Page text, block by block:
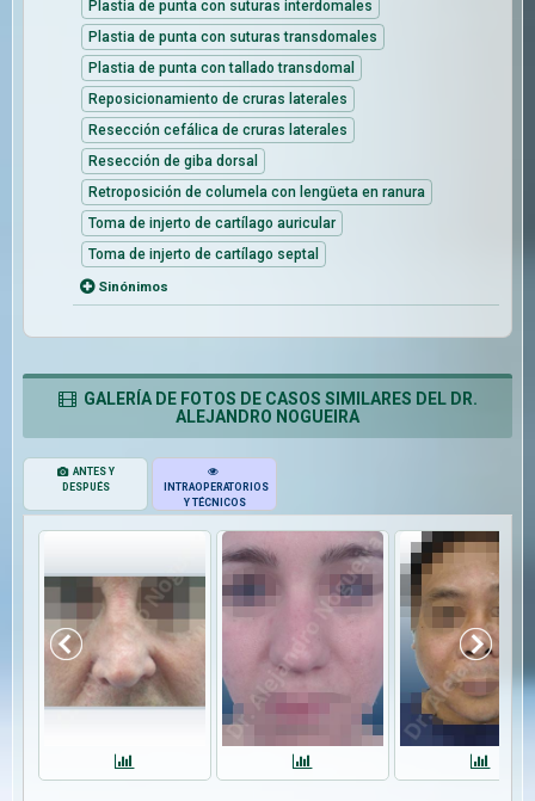
Plastia de punta con suturas interdomales
Plastia de punta con suturas transdomales
Plastia de punta con tallado transdomal
Reposicionamiento de cruras laterales
Resección cefálica de cruras laterales
Resección de giba dorsal
Retroposición de columela con lengüeta en ranura
Toma de injerto de cartílago auricular
Toma de injerto de cartílago septal
Sinónimos
GALERÍA DE FOTOS DE CASOS SIMILARES DEL DR.
ALEJANDRO NOGUEIRA
ANTES Y
DESPUÉS
INTRAOPERATORIOS
Y TÉCNICOS